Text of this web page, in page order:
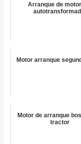
Arranque de
Motor arranque
Motor de arranque
tractor